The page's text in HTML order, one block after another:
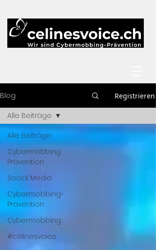
Blog Registrieren
Alle Beiträge
Cybermobbing
Prävention
Social Media
Cybermobbing-
Prävention
Cybermobbing
#célinesvoice
Alle Beiträge